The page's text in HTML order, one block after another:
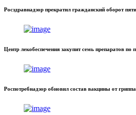
Росздравнадзор прекратил гражданский оборот
Центр лекобеспечения закупит семь препаратов
Роспотребнадзор обновил состав вакцины от гриппа